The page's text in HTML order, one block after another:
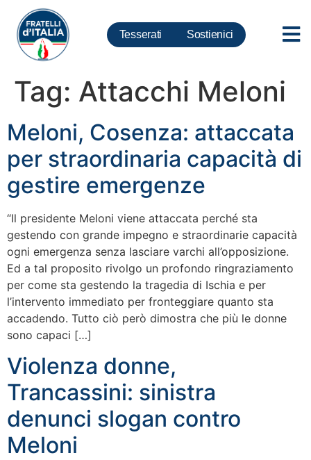
Tesserati Sostienici
Tag: Attacchi Meloni
Meloni, Cosenza: attaccata
per straordinaria capacità di
gestire emergenze
“Il presidente Meloni viene attaccata perché sta
gestendo con grande impegno e straordinarie capacità
ogni emergenza senza lasciare varchi all’opposizione.
Ed a tal proposito rivolgo un profondo ringraziamento
per come sta gestendo la tragedia di Ischia e per
l’intervento immediato per fronteggiare quanto sta
accadendo. Tutto ciò però dimostra che più le donne
sono capaci […]
Violenza donne,
Trancassini: sinistra
denunci slogan contro
Meloni